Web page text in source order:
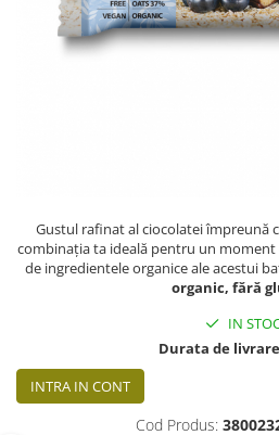
CIOCOLATĂ ȘI CACAO
HEALTHY SNACKS
COSMETICE
REMEDII NATURISTE
Gustul rafinat al ciocolatei împreună
combinația ta ideală pentru un moment
de ingredientele organice ale acestui
organic, fără
IN
Durata de
INTRA IN CONT
Cod Produs: